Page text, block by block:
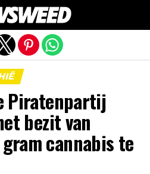
Piratenpartij
bezit van
cannabis te
afsluiten